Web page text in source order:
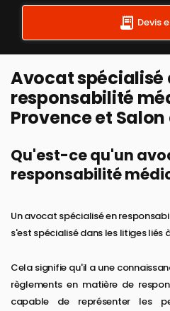
Devis
Avocat spécialisé
responsabilité
Provence et
Qu'est-ce qu'un
responsabilité
Un avocat spécialisé en
s'est spécialisé dans les litiges
Cela signifie qu'il a une
règlements en matière de
capable de représenter les